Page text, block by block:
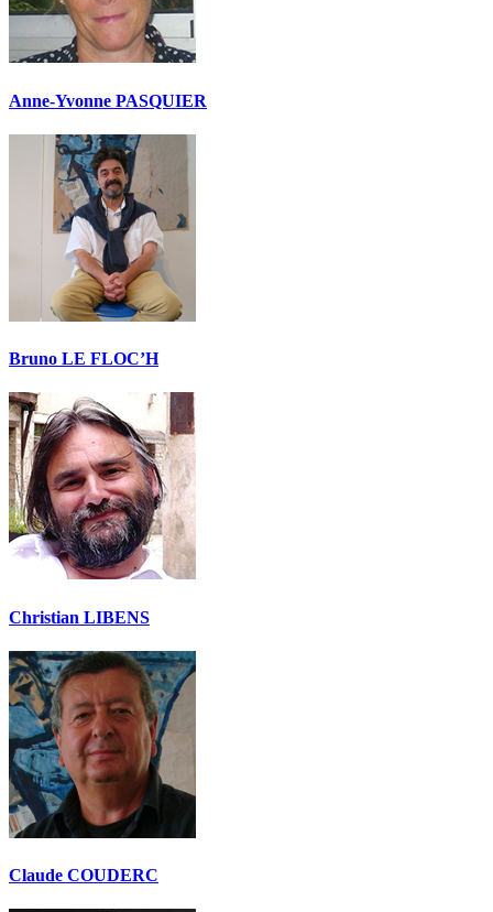
Anne-Yvonne PASQUIER
Bruno LE FLOC’H
Christian LIBENS
Claude COUDERC